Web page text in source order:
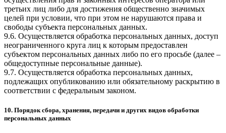
третьих лиц либо для достижения общественно значимых
целей при условии, что при этом не нарушаются права и
свободы субъекта персональных данных.
9.6. Осуществляется обработка персональных данных, доступ
неограниченного круга лиц к которым предоставлен
субъектом персональных данных либо по его просьбе (далее –
общедоступные персональные данные).
9.7. Осуществляется обработка персональных данных,
подлежащих опубликованию или обязательному раскрытию в
соответствии с федеральным законом.
10. Порядок сбора, хранения, передачи и других видов обработки
персональных данных